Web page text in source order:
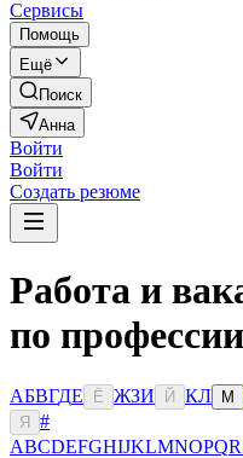
Сервисы
Помощь
Ещё
Поиск
Анна
Войти
Войти
Создать резюме
Работа и
по
АБВГДЕ Ё ЖЗИ Й КЛ М
Я
#
ABCDEFGHIJKLMNOPQR